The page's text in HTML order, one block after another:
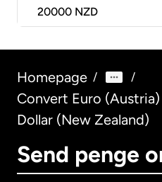
20000 NZD
Homepage / /
Convert Euro
Dollar (New Zealand)
Send penge